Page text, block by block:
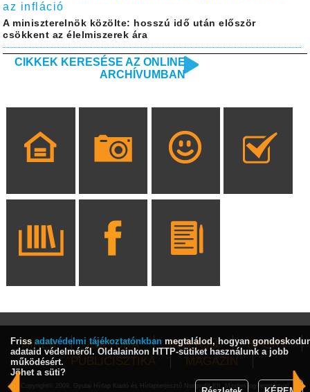
az infláció
A miniszterelnök közölte: hosszú idő után először
csökkent az élelmiszerek ára
CIKKEK KERESÉSE AZ ONLINE
ARCHÍVUMBAN
HÍREK KULTÚRA INTERJÚ
SPORT
PUBLICISZTIKA
MAGAZIN
Copyright© 2009, Gyulai Hírlap Kiadó és Hírlapterjesztő Nonprofit Kft. Minden jog fenntartva!
Friss adatvédelmi tájékoztatónkban megtalálod, hogyan
adataid védelméről. Oldalainkon HTTP-sütiket használunk a jobb
működésért.
Jöhet a süti?